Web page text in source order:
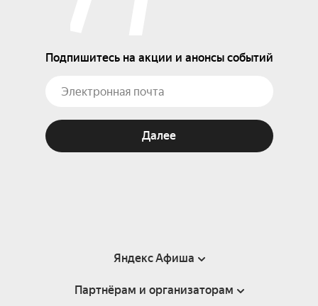
Подпишитесь на акции и анонсы событий
Далее
Яндекс Афиша
Справка
Партнёрам и организаторам